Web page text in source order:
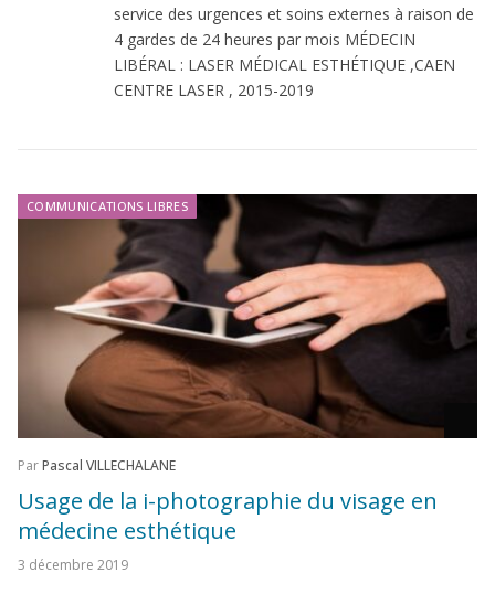
service des urgences et soins externes à raison de
4 gardes de 24 heures par mois MÉDECIN
LIBÉRAL : LASER MÉDICAL ESTHÉTIQUE ,CAEN
CENTRE LASER , 2015-2019
COMMUNICATIONS LIBRES
ParPascal VILLECHALANE
Usage de la i-photographie du visage en
médecine esthétique
3 décembre 2019